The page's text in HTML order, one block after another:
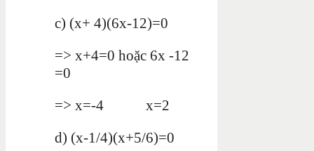
c) (x+ 4)(6x-12)=0
=> x+4=0 hoặc 6x -12
=0
=> x=-4 x=2
d) (x-1/4)(x+5/6)=0